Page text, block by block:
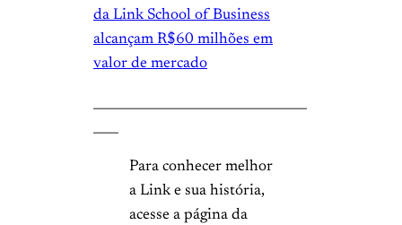
da Link School of Business
alcançam R$60 milhões em
valor de mercado
Para conhecer melhor
a Link e sua história,
acesse a página da